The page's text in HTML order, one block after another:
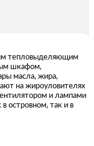
тепловыделяющим
шкафом,
масла, жира,
на жироуловителях
и лампами
в островном, так и в